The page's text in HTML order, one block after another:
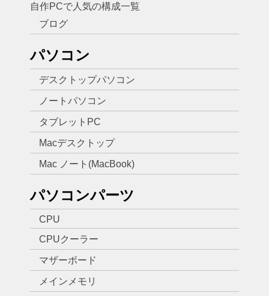
自作PCで人気の構成一覧
ブログ
パソコン
デスクトップパソコン
ノートパソコン
タブレットPC
Macデスクトップ
Mac ノート(MacBook)
パソコンパーツ
CPU
CPUクーラー
マザーボード
メインメモリ